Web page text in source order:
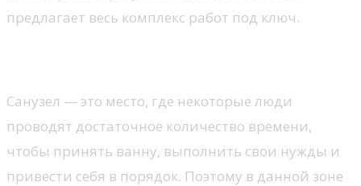
предлагает весь комплекс работ под ключ.
Санузел — это место, где некоторые люди
проводят достаточное количество времени,
чтобы принять ванну, выполнить свои нужды и
привести себя в порядок. Поэтому в данной зоне